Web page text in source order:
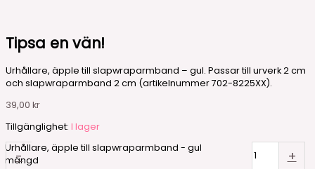
Tipsa en vän!
Urhållare, äpple till slapwraparmband – gul. Passar till urverk 2 cm
och slapwraparmband 2 cm (artikelnummer 702-8225XX).
39,00 kr
Tillgänglighet: I lager
-
Urhållare, äpple till slapwraparmband - gul
mängd
+